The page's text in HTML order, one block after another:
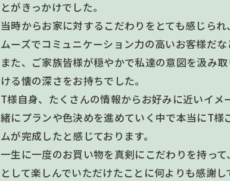
とがきっかけでした。
当時からお家に対するこだわりをとても感じら
ムーズでコミュニケーション力の高いお客様だな
また、ご家族皆様が穏やかで私達の意図を汲み
ける懐の深さをお持ちでした。
T様自身、たくさんの情報からお好みに近いイメ
緒にプランや色決めを進めていく中で本当にT様
ムが完成したと感じております。
一生に一度のお買い物を真剣にこだわりを持っ
として楽しんでいただけたことに何よりも感謝し